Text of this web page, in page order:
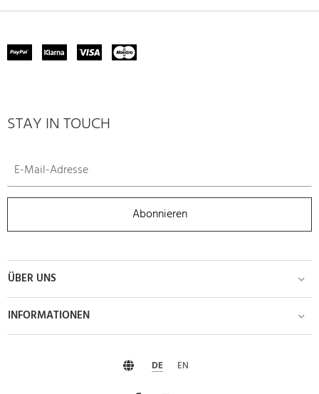
STAY IN TOUCH
Abonnieren
ÜBER UNS
INFORMATIONEN
DE EN